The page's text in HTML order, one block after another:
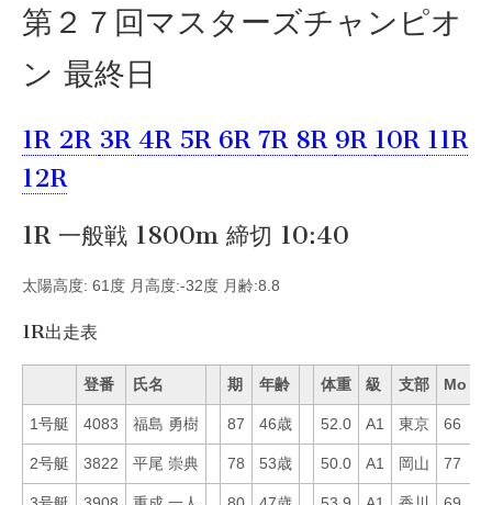
第２７回マスターズチャンピオ
ン 最終日
1R 2R 3R 4R 5R 6R 7R 8R 9R 10R 11R
12R
1R 一般戦 1800m 締切 10:40
太陽高度: 61度 月高度:-32度 月齢:8.8
1R出走表
登番 氏名 期 年齢 体重 級 支部 Mo
1号艇 4083 福島 勇樹 87 46歳 52.0 A1 東京 66
2号艇 3822 平尾 崇典 78 53歳 50.0 A1 岡山 77